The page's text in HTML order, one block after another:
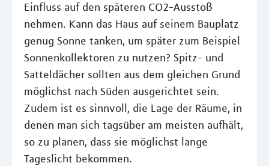
Einfluss auf den späteren CO2-Ausstoß
nehmen. Kann das Haus auf seinem Bauplatz
genug Sonne tanken, um später zum Beispiel
Sonnenkollektoren zu nutzen? Spitz- und
Satteldächer sollten aus dem gleichen Grund
möglichst nach Süden ausgerichtet sein.
Zudem ist es sinnvoll, die Lage der Räume, in
denen man sich tagsüber am meisten aufhält,
so zu planen, dass sie möglichst lange
Tageslicht bekommen.